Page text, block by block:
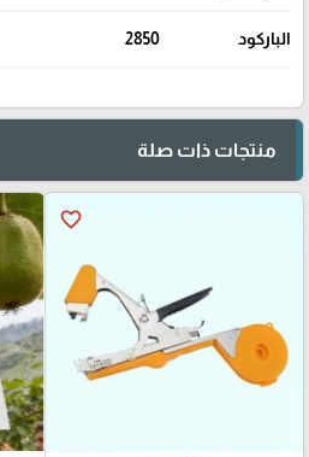
الباركود 2850
منتجات ذات صلة
favorite_border